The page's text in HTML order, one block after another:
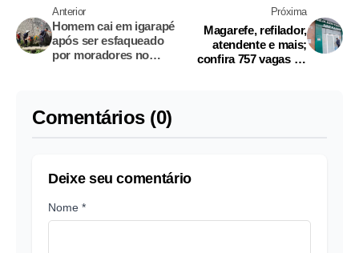
Anterior
Homem cai em igarapé
após ser esfaqueado
por moradores no
Próxima
Magarefe, refilador,
atendente e mais;
confira 757 vagas de
Comentários (0)
Deixe seu comentário
Nome *